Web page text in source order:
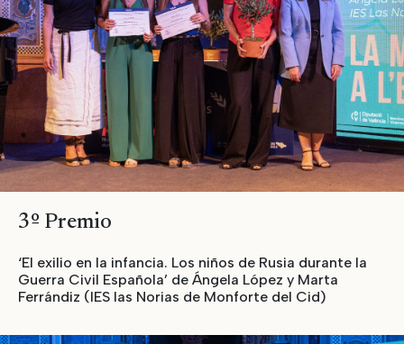
3º Premio
‘El exilio en la infancia. Los niños de Rusia durante la
Guerra Civil Española’ de Ángela López y Marta
Ferrándiz (IES las Norias de Monforte del Cid)